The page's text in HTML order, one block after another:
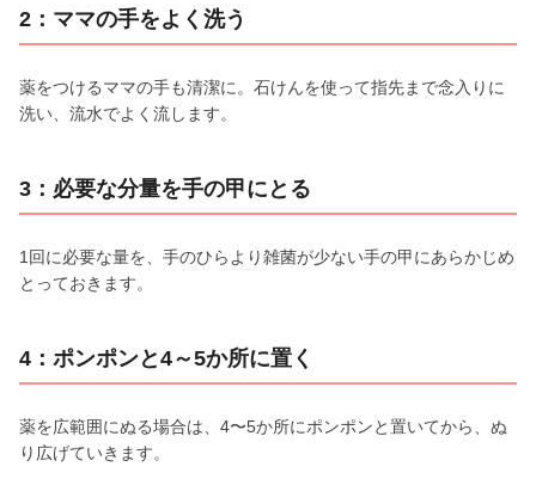
2：ママの手をよく洗う
薬をつけるママの手も清潔に。石けんを使って指先まで念入りに
洗い、流水でよく流します。
3：必要な分量を手の甲にとる
1回に必要な量を、手のひらより雑菌が少ない手の甲にあらかじめ
とっておきます。
4：ポンポンと4～5か所に置く
薬を広範囲にぬる場合は、4〜5か所にポンポンと置いてから、ぬ
り広げていきます。